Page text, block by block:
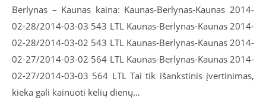
Berlynas – Kaunas kaina: Kaunas-Berlynas-Kaunas 2014-
02-28/2014-03-03 543 LTL Kaunas-Berlynas-Kaunas 2014-
02-28/2014-03-02 543 LTL Kaunas-Berlynas-Kaunas 2014-
02-27/2014-03-02 564 LTL Kaunas-Berlynas-Kaunas 2014-
02-27/2014-03-03 564 LTL Tai tik išankstinis įvertinimas,
kieka gali kainuoti kelių dienų…